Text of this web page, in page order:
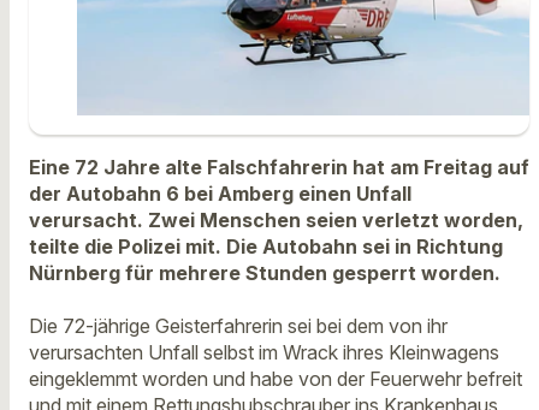
Eine 72 Jahre alte Falschfahrerin hat am Freitag auf
der Autobahn 6 bei Amberg einen Unfall
verursacht. Zwei Menschen seien verletzt worden,
teilte die Polizei mit. Die Autobahn sei in Richtung
Nürnberg für mehrere Stunden gesperrt worden.
Die 72-jährige Geisterfahrerin sei bei dem von ihr
verursachten Unfall selbst im Wrack ihres Kleinwagens
eingeklemmt worden und habe von der Feuerwehr befreit